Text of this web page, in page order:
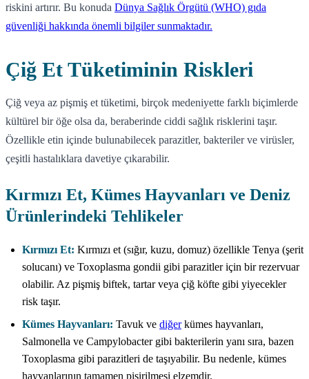
riskini artırır. Bu konuda Dünya Sağlık Örgütü (WHO) gıda
güvenliği hakkında önemli bilgiler sunmaktadır.
Çiğ Et Tüketiminin Riskleri
Çiğ veya az pişmiş et tüketimi, birçok medeniyette farklı biçimlerde
kültürel bir öğe olsa da, beraberinde ciddi sağlık risklerini taşır.
Özellikle etin içinde bulunabilecek parazitler, bakteriler ve virüsler,
çeşitli hastalıklara davetiye çıkarabilir.
Kırmızı Et, Kümes Hayvanları ve Deniz
Ürünlerindeki Tehlikeler
Kırmızı Et: Kırmızı et (sığır, kuzu, domuz) özellikle Tenya (şerit
solucanı) ve Toxoplasma gondii gibi parazitler için bir rezervuar
olabilir. Az pişmiş biftek, tartar veya çiğ köfte gibi yiyecekler
risk taşır.
Kümes Hayvanları: Tavuk ve diğerkümes hayvanları,
Salmonella ve Campylobacter gibi bakterilerin yanı sıra, bazen
Toxoplasma gibi parazitleri de taşıyabilir. Bu nedenle, kümes
hayvanlarının tamamen pişirilmesi elzemdir.